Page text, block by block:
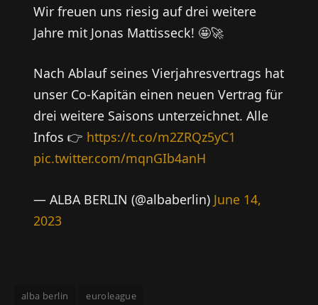
Wir freuen uns riesig auf drei weitere
Jahre mit Jonas Mattisseck! 🤩🚀
Nach Ablauf seines Vierjahresvertrags hat
unser Co-Kapitän einen neuen Vertrag für
drei weitere Saisons unterzeichnet. Alle
Infos 👉 https://t.co/m2ZRQz5yC1
pic.twitter.com/mqnGIb4anH
— ALBA BERLIN (@albaberlin) June 14,
2023
alba berlin euroleague